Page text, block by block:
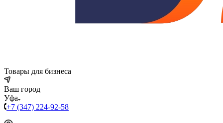
Товары для бизнеса
Ваш город
Уфа
+7 (347) 224-92-58